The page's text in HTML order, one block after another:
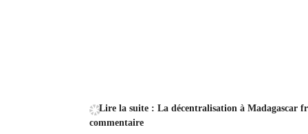
Lire la suite : La décentralisation à Madagascar
commentaire